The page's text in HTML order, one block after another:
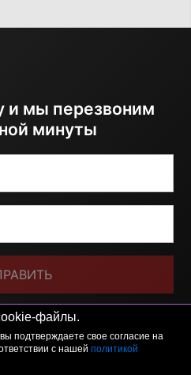
файлы.
подтверждаете свое согласие на
с нашей политикой
и мы перезвоним
минуты
обработки